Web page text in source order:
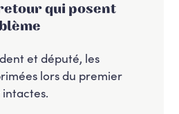
qui posent
et député, les
lors du premier